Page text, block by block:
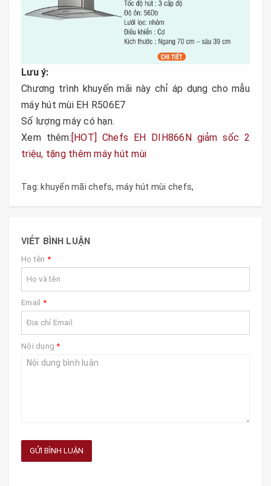
Lưu ý:
Chương trình khuyến mãi này chỉ áp dụng cho mẫu
máy hút mùi EH R506E7
Số lượng máy có hạn.
Xem thêm:[HOT] Chefs EH DIH866N giảm sốc 2
triệu, tặng thêm máy hút mùi
Tag: khuyến mãi chefs, máy hút mùi chefs,
VIẾT BÌNH LUẬN
Họ tên *
Email *
Nội dung*
GỬI BÌNH LUẬN